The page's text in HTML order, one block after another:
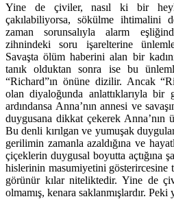
Yine de çiviler, nasıl ki bir
çakılabiliyorsa, sökülme ihtimalini
zaman sorunsalıyla alarm
zihnindeki soru işarelterine
Savaşta ölüm haberini alan bir
tanık olduktan sonra ise bu
“Richard”ın önüne dizilir. Ancak
olan diyaloğunda anlattıklarıyla bir
ardındansa Anna’nın annesi ve
duygusana dikkat çekerek Anna’nın
Bu denli kırılgan ve yumuşak
gerilimin zamanla azaldığına ve
çiçeklerin duygusal boyutta açtığına
hislerinin masumiyetini gösterircesine
görünür kılar niteliktedir. Yine de
olmamış, kenara saklanmışlardır. Peki